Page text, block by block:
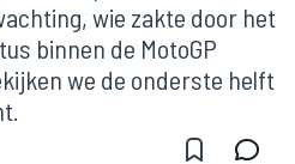
wie zakte door het
binnen de MotoGP
we de onderste helft